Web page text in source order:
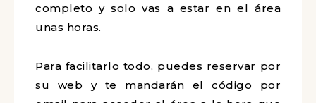
completo y solo vas a estar en el área
unas horas.
Para facilitarlo todo, puedes reservar por
su web y te mandarán el código por